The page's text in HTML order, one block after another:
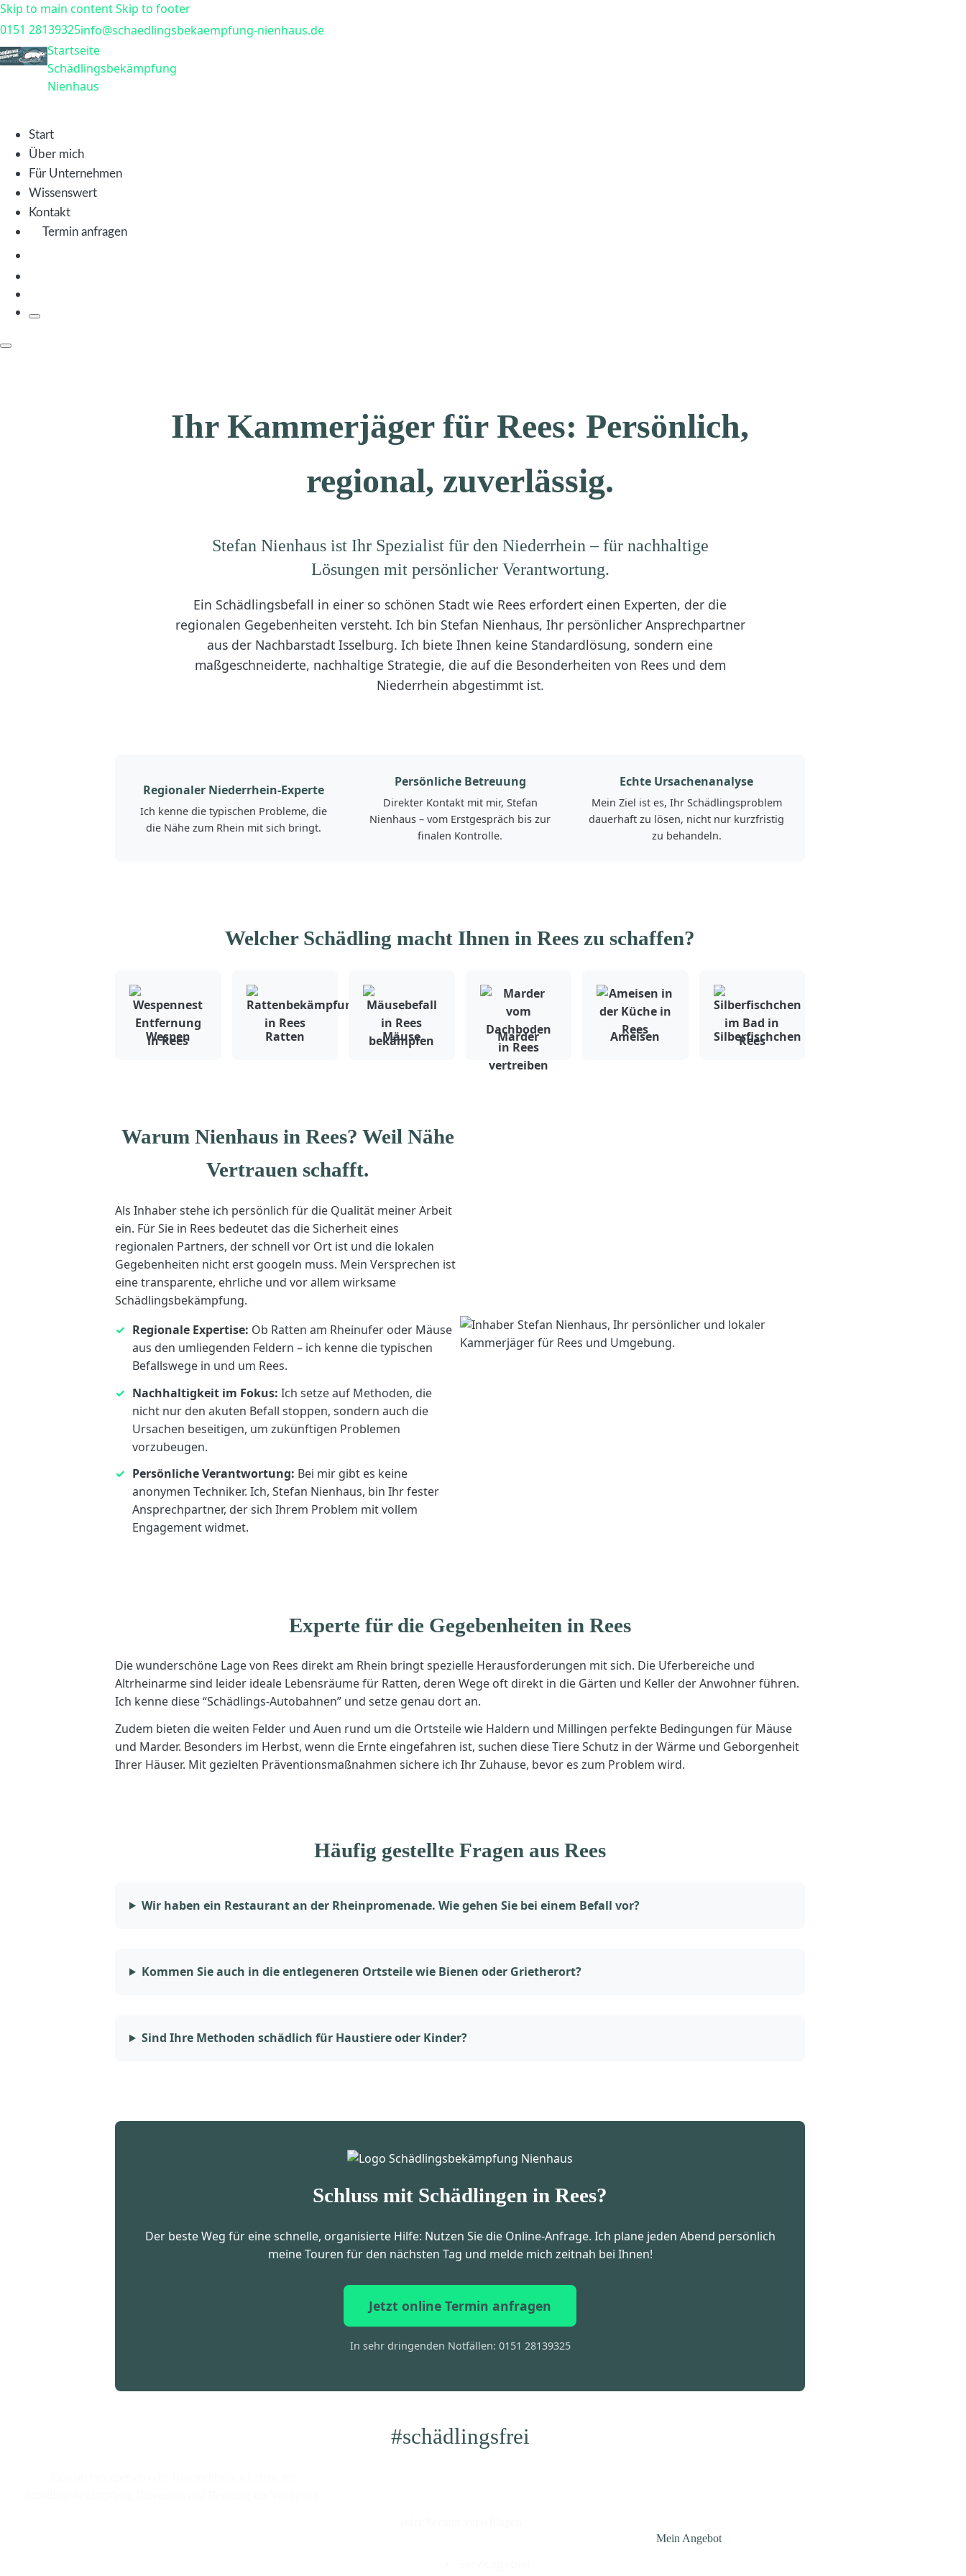
Skip to main contentSkip to footer
0151 28139325info@schaedlingsbekaempfung-nienhaus.de
Startseite
Schädlingsbekämpfung
Nienhaus
Start
Über mich
Für Unternehmen
Wissenswert
Kontakt
Terminanfragen
Ihr Kammerjäger für Rees: Persönlich,
regional, zuverlässig.
Stefan Nienhaus ist Ihr Spezialist für den Niederrhein – für nachhaltige
Lösungen mit persönlicher Verantwortung.
Ein Schädlingsbefall in einer so schönen Stadt wie Rees erfordert einen Experten, der die
regionalen Gegebenheiten versteht. Ich bin Stefan Nienhaus, Ihr persönlicher Ansprechpartner
aus der Nachbarstadt Isselburg. Ich biete Ihnen keine Standardlösung, sondern eine
maßgeschneiderte, nachhaltige Strategie, die auf die Besonderheiten von Rees und dem
Niederrhein abgestimmt ist.
Regionaler Niederrhein-Experte
Ich kenne die typischen Probleme, die
die Nähe zum Rhein mit sich bringt.
Persönliche Betreuung
Direkter Kontakt mit mir, Stefan
Nienhaus – vom Erstgespräch bis zur
finalen Kontrolle.
Echte Ursachenanalyse
Mein Ziel ist es, Ihr Schädlingsproblem
dauerhaft zu lösen, nicht nur kurzfristig
zu behandeln.
Welcher Schädling macht Ihnen in Rees zu schaffen?
Wespen Ratten Mäuse Marder Ameisen Silberfischchen
Warum Nienhaus in Rees? Weil Nähe
Vertrauen schafft.
Als Inhaber stehe ich persönlich für die Qualität meiner Arbeit
ein. Für Sie in Rees bedeutet das die Sicherheit eines
regionalen Partners, der schnell vor Ort ist und die lokalen
Gegebenheiten nicht erst googeln muss. Mein Versprechen ist
eine transparente, ehrliche und vor allem wirksame
Schädlingsbekämpfung.
Regionale Expertise: Ob Ratten am Rheinufer oder Mäuse
aus den umliegenden Feldern – ich kenne die typischen
Befallswege in und um Rees.
Nachhaltigkeit im Fokus: Ich setze auf Methoden, die
nicht nur den akuten Befall stoppen, sondern auch die
Ursachen beseitigen, um zukünftigen Problemen
vorzubeugen.
Persönliche Verantwortung: Bei mir gibt es keine
anonymen Techniker. Ich, Stefan Nienhaus, bin Ihr fester
Ansprechpartner, der sich Ihrem Problem mit vollem
Engagement widmet.
Experte für die Gegebenheiten in Rees
Die wunderschöne Lage von Rees direkt am Rhein bringt spezielle Herausforderungen mit sich. Die Uferbereiche und
Altrheinarme sind leider ideale Lebensräume für Ratten, deren Wege oft direkt in die Gärten und Keller der Anwohner führen.
Ich kenne diese “Schädlings-Autobahnen” und setze genau dort an.
Zudem bieten die weiten Felder und Auen rund um die Ortsteile wie Haldern und Millingen perfekte Bedingungen für Mäuse
und Marder. Besonders im Herbst, wenn die Ernte eingefahren ist, suchen diese Tiere Schutz in der Wärme und Geborgenheit
Ihrer Häuser. Mit gezielten Präventionsmaßnahmen sichere ich Ihr Zuhause, bevor es zum Problem wird.
Häufig gestellte Fragen aus Rees
Wir haben ein Restaurant an der Rheinpromenade. Wie gehen Sie bei einem Befall vor?
Kommen Sie auch in die entlegeneren Ortsteile wie Bienen oder Grietherort?
Sind Ihre Methoden schädlich für Haustiere oder Kinder?
Schluss mit Schädlingen in Rees?
Der beste Weg für eine schnelle, organisierte Hilfe: Nutzen Sie die Online-Anfrage. Ich plane jeden Abend persönlich
meine Touren für den nächsten Tag und melde mich zeitnah bei Ihnen!
Jetzt online Termin anfragen
In sehr dringenden Notfällen: 0151 28139325
#schädlingsfrei
Mein Angebot